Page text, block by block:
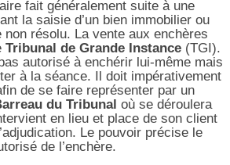
fait généralement suite à une
la saisie d’un bien immobilier ou
résolu. La vente aux enchères
Tribunal de Grande Instance(TGI).
autorisé à enchérir lui-même mais
à la séance. Il doit impérativement
de se faire représenter par un
du Tribunal où se déroulera
en lieu et place de son client
Le pouvoir précise le
de l’enchère.